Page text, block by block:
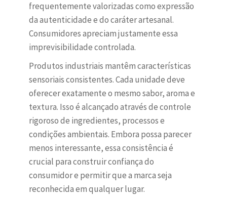
frequentemente valorizadas como expressão
da autenticidade e do caráter artesanal.
Consumidores apreciam justamente essa
imprevisibilidade controlada.
Produtos industriais mantêm características
sensoriais consistentes. Cada unidade deve
oferecer exatamente o mesmo sabor, aroma e
textura. Isso é alcançado através de controle
rigoroso de ingredientes, processos e
condições ambientais. Embora possa parecer
menos interessante, essa consistência é
crucial para construir confiança do
consumidor e permitir que a marca seja
reconhecida em qualquer lugar.